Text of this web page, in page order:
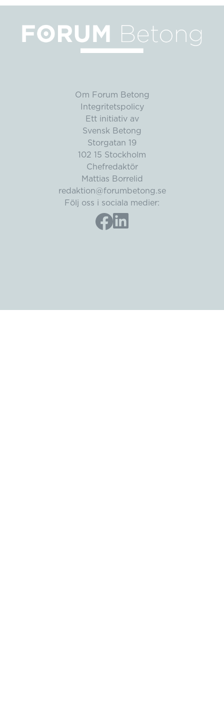
Om Forum Betong
Integritetspolicy
Ett initiativ av
Svensk Betong
Storgatan 19
102 15 Stockholm
Chefredaktör
Mattias Borrelid
redaktion@forumbetong.se
Följ oss i sociala medier: